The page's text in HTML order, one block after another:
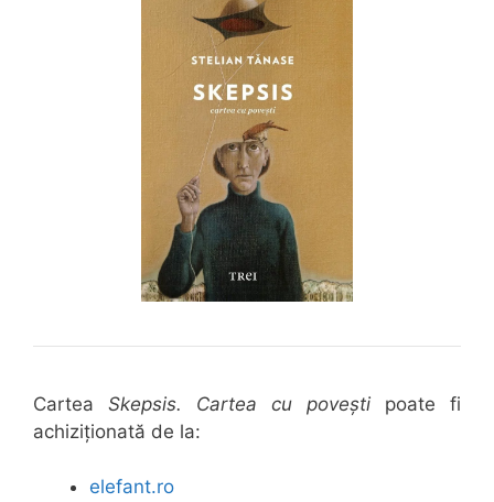
Cartea Skepsis. Cartea cu povești poate fi
achiziționată de la:
elefant.ro